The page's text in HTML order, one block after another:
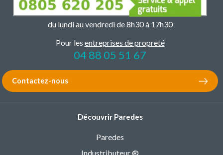
du lundi au vendredi de 8h30 à 17h30
Pour les entreprises de propreté
04 88 05 51 67
Contactez-nous
Découvrir Paredes
Paredes
Industributeur ®